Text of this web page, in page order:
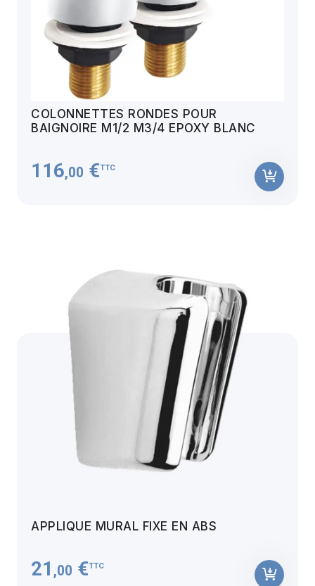
COLONNETTES RONDES POUR
BAIGNOIRE M1/2 M3/4 EPOXY BLANC
116,00 €TTC
APPLIQUE MURAL FIXE EN ABS
21 ,00 €TTC